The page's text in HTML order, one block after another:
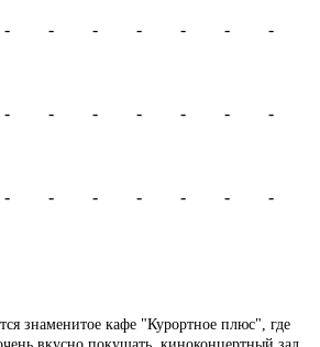
- - - - - - -
- - - - - - -
- - - - - - -
знаменитое кафе "Курортное плюс", где